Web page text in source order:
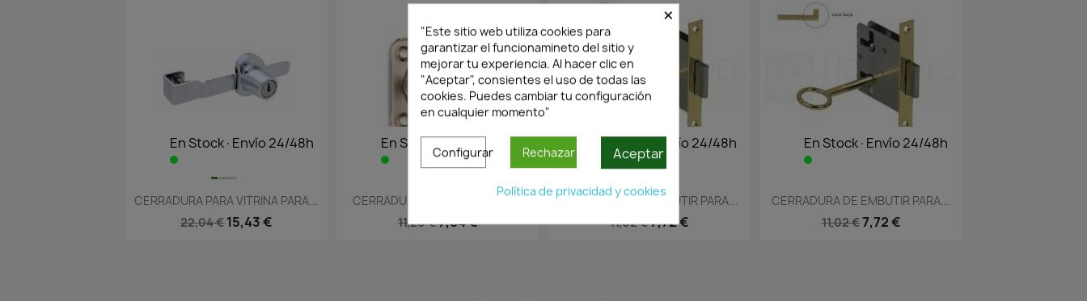
En Stock·Envío 24/48h
Vista rápida
CERRADURA PARA VITRINA PARA...
22,04 € 15,43 €
En Stock·Envío 24/48h

CERRADURA DE CROMO CON...
11,20 €7,84 €
En Stock·Envío 24/48h
Vista rápida
CERRADURA DE EMBUTIR PARA...
11,02 €7,72 €
En Stock·Envío 24/48h
Vista rápida
CERRADURA DE EMBUTIR PARA...
11,02 €7,72 €
×
"Este sitio web utiliza cookies para
garantizar el funcionamineto del sitio y
mejorar tu experiencia. Al hacer clic en
"Aceptar", consientes el uso de todas las
cookies. Puedes cambiar tu configuración
en cualquier momento"
Configurar Rechazar Aceptar
Política de privacidad y cookies